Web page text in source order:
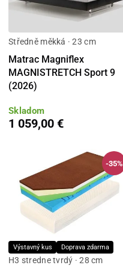
Středně měkká · 23 cm
Matrac Magniflex
MAGNISTRETCH Sport 9
(2026)
Skladom
1 059,00 €
-35%
Výstavný kus Doprava zdarma
H3 stredne tvrdý · 28 cm